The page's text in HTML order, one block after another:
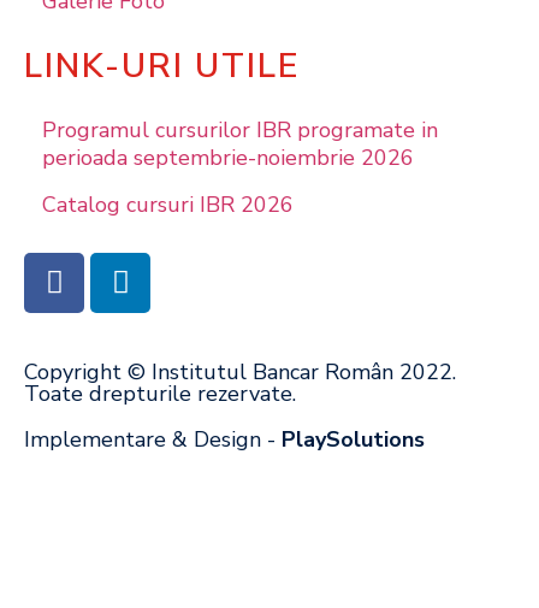
LINK-URI UTILE
Programul cursurilor IBR programate in
perioada septembrie-noiembrie 2026
Catalog cursuri IBR 2026
Copyright © Institutul Bancar Român 2022.
Toate drepturile rezervate.
Implementare & Design - PlaySolutions